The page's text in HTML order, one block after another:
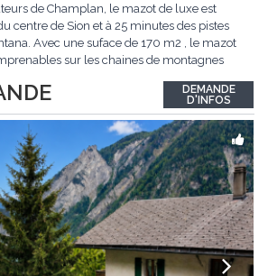
de Champlan, le mazot de luxe est
centre de Sion et à 25 minutes des pistes
Avec une suface de 170 m2 , le mazot
sur les chaines de montagnes
de vie en famille. Le mazot be?ne?
...
DEMANDE
D'INFOS